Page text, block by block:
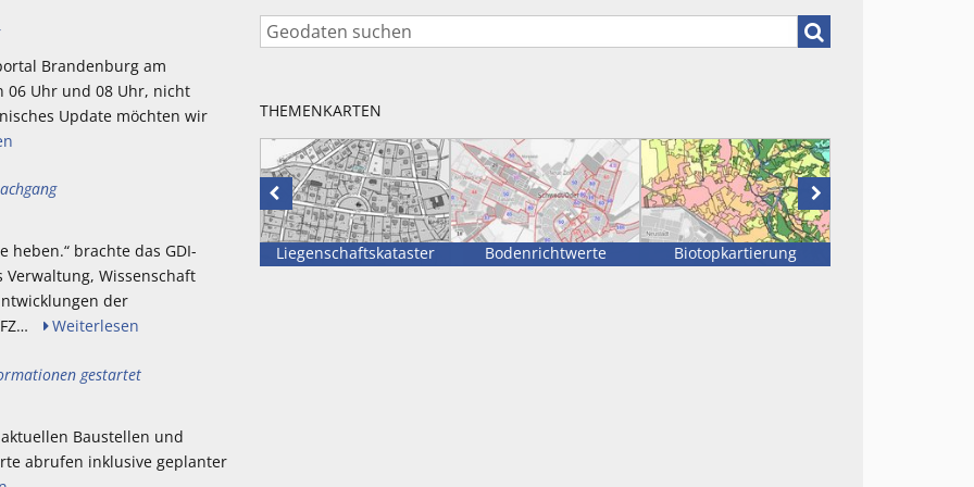
Brandenburg am
06 Uhr und 08 Uhr, nicht
Update möchten wir
heben.“ brachte das GDI-
Wissenschaft
der
Weiterlesen
gestartet
Baustellen und
abrufen inklusive geplanter
Geodaten suchen
THEMENKARTEN
Vorhergehende
Karte
Nächste
Karte
Rettungsdienste Liegenschaftskataster Bodenrichtwerte Biotopkartierung